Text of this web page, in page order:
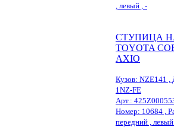
, левый , -
СТУПИЦА
TOYOTA
AXIO
Кузов: NZE141 ,
1NZ-FE
Арт.:
Номер: 10684 ,
передний ,